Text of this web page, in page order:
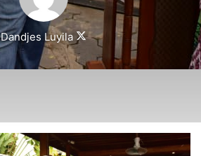
Dandjes Luyila
Follow
X